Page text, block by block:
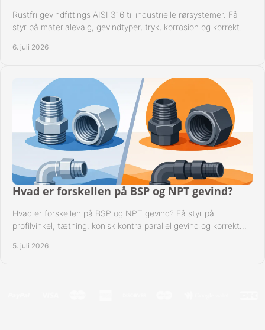
Rustfri gevindfittings AISI 316 til industrielle rørsystemer. Få
styr på materialevalg, gevindtyper, tryk, korrosion og korrekt
6. juli 2026
Hvad er forskellen på BSP og NPT gevind?
Hvad er forskellen på BSP og NPT gevind? Få styr på
profilvinkel, tætning, konisk kontra parallel gevind og korrekt
5. juli 2026